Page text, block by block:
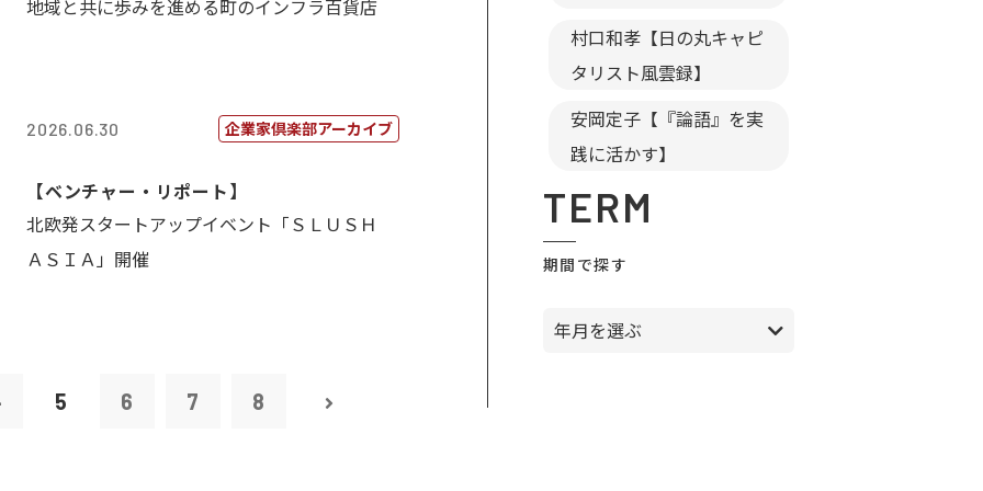
地域と共に歩みを進める町のインフラ百貨店
2026.06.30 企業家倶楽部アーカイブ
【ベンチャー・リポート】
北欧発スタートアップイベント「ＳＬＵＳＨ
ＡＳＩＡ」開催
5 6 7 8
村口和孝【日の丸キャピ
タリスト風雲録】
安岡定子【『論語』を実
践に活かす】
TERM
期間で探す
年月を選ぶ